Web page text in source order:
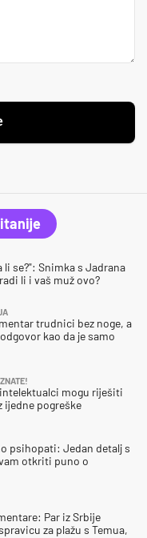
li se?": Snimka s Jadrana
li i vaš muž ovo?
trudnici bez noge, a
kao da je samo
mogu riješiti
ijedne pogreške
psihopati: Jedan detalj s
otkriti puno o
Par iz Srbije
za plažu s Temua,